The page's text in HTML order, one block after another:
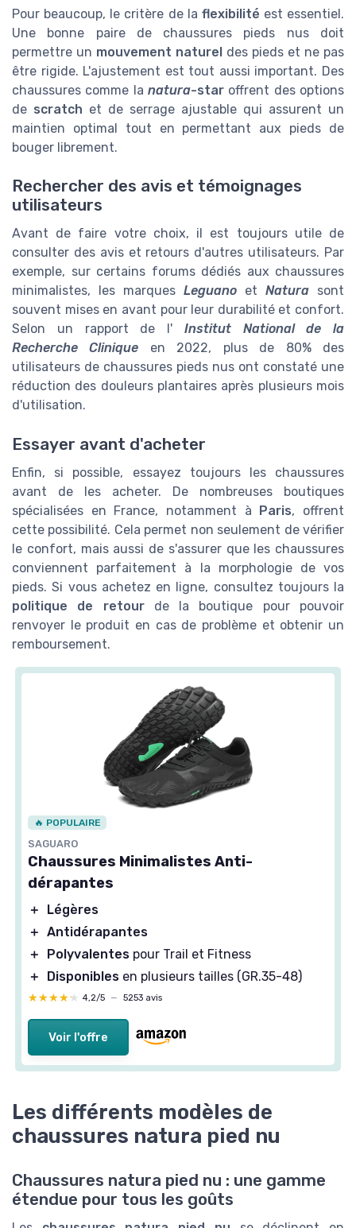
Pour beaucoup, le critère de la flexibilité est essentiel.
Une bonne paire de chaussures pieds nus doit
permettre un mouvement naturel des pieds et ne pas
être rigide. L'ajustement est tout aussi important. Des
chaussures comme la natura-star offrent des options
de scratch et de serrage ajustable qui assurent un
maintien optimal tout en permettant aux pieds de
bouger librement.
Rechercher des avis et témoignages
utilisateurs
Avant de faire votre choix, il est toujours utile de
consulter des avis et retours d'autres utilisateurs. Par
exemple, sur certains forums dédiés aux chaussures
minimalistes, les marques Leguano et Natura sont
souvent mises en avant pour leur durabilité et confort.
Selon un rapport de l' Institut National de la
Recherche Clinique en 2022, plus de 80% des
utilisateurs de chaussures pieds nus ont constaté une
réduction des douleurs plantaires après plusieurs mois
d'utilisation.
Essayer avant d'acheter
Enfin, si possible, essayez toujours les chaussures
avant de les acheter. De nombreuses boutiques
spécialisées en France, notamment à Paris, offrent
cette possibilité. Cela permet non seulement de vérifier
le confort, mais aussi de s'assurer que les chaussures
conviennent parfaitement à la morphologie de vos
pieds. Si vous achetez en ligne, consultez toujours la
politique de retourde la boutique pour pouvoir
renvoyer le produit en cas de problème et obtenir un
remboursement.
🔥 POPULAIRE
SAGUARO
Chaussures Minimalistes Anti-
dérapantes
＋
Légères
＋ Antidérapantes
＋
Polyvalentes pour Trail et Fitness
＋
Disponibles en plusieurs tailles (GR.35-48)
★★★★★
★★★★★ 4,2/5 — 5253 avis
Voir l'offre
Les différents modèles de
chaussures natura pied nu
Chaussures natura pied nu : une gamme
étendue pour tous les goûts